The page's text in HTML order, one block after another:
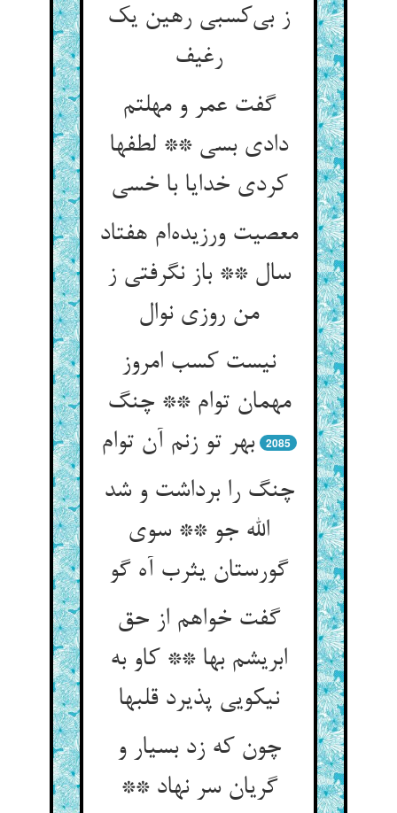
ز بی‌‌کسبی رهین یک
گفت عمر و مهلتم
دادی بسی ** لطفها
کردی خدایا با خسی‌‌
معصیت ورزیده‌‌ام هفتاد
سال ** باز نگرفتی ز
نیست کسب امروز
مهمان توام ** چنگ
بهر تو زنم آن توام‌‌
2085
چنگ را برداشت و شد
الله جو ** سوی
گورستان یثرب آه گو
گفت خواهم از حق
ابریشم بها ** کاو به
نیکویی پذیرد قلبها
چون که زد بسیار و
گریان سر نهاد **